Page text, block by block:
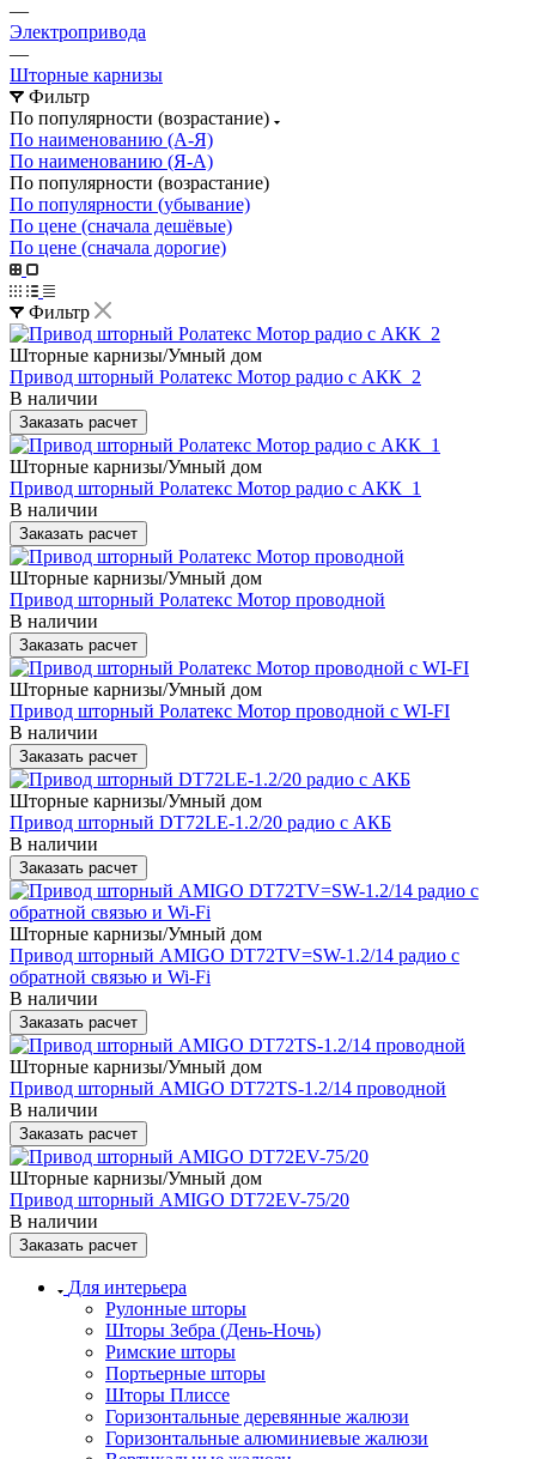
—
Электропривода
—
Шторные карнизы
Фильтр
По популярности (возрастание)
По наименованию (А-Я)
По наименованию (Я-А)
По популярности (возрастание)
По популярности (убывание)
По цене (сначала дешёвые)
По цене (сначала дорогие)
Фильтр
Шторные карнизы/Умный дом
Привод шторный Ролатекс Мотор радио с АКК_2
В наличии
Заказать расчет
Шторные карнизы/Умный дом
Привод шторный Ролатекс Мотор радио с АКК_1
В наличии
Заказать расчет
Шторные карнизы/Умный дом
Привод шторный Ролатекс Мотор проводной
В наличии
Заказать расчет
Шторные карнизы/Умный дом
Привод шторный Ролатекс Мотор проводной с WI-FI
В наличии
Заказать расчет
Шторные карнизы/Умный дом
Привод шторный DT72LE-1.2/20 радио с АКБ
В наличии
Заказать расчет
Шторные карнизы/Умный дом
Привод шторный AMIGO DT72TV=SW-1.2/14 радио с
обратной связью и Wi-Fi
В наличии
Заказать расчет
Шторные карнизы/Умный дом
Привод шторный AMIGO DT72TS-1.2/14 проводной
В наличии
Заказать расчет
Шторные карнизы/Умный дом
Привод шторный AMIGO DT72EV-75/20
В наличии
Заказать расчет
Для интерьера
Рулонные шторы
Шторы Зебра (День-Ночь)
Римские шторы
Портьерные шторы
Шторы Плиссе
Горизонтальные деревянные жалюзи
Горизонтальные алюминиевые жалюзи